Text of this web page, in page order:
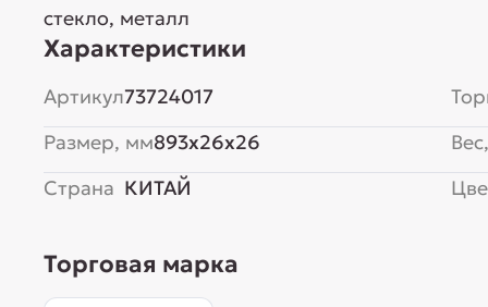
стекло, металл
Характеристики
Артикул73724017
Размер, мм893x26x26
Страна КИТАЙ
Торговая марка